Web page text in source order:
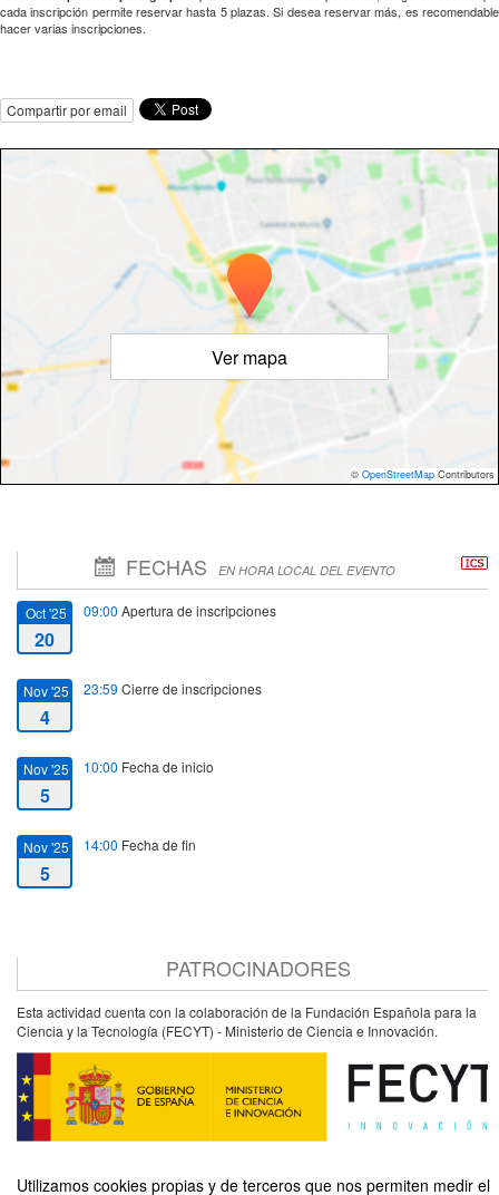
Utilizamos cookies propias y de terceros que nos permiten medir el
cada inscripción permite reservar hasta 5 plazas. Si desea reservar más, es recomendable
hacer varias inscripciones.
Compartir por email
Ver mapa
© OpenStreetMap Contributors
FECHAS EN HORA LOCAL DEL EVENTO
Oct '25
20
09:00 Apertura de inscripciones
Nov '25
4
23:59 Cierre de inscripciones
Nov '25
5
10:00 Fecha de inicio
Nov '25
5
14:00 Fecha de fin
PATROCINADORES
Esta actividad cuenta con la colaboración de la Fundación Española para la
Ciencia y la Tecnología (FECYT) - Ministerio de Ciencia e Innovación.